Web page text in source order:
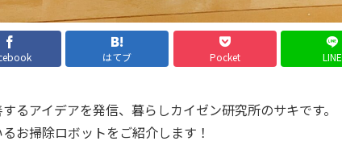
はてブ Pocket LINE
るアイデアを発信、暮らしカイゼン研究所のサキです。
お掃除ロボットをご紹介します！